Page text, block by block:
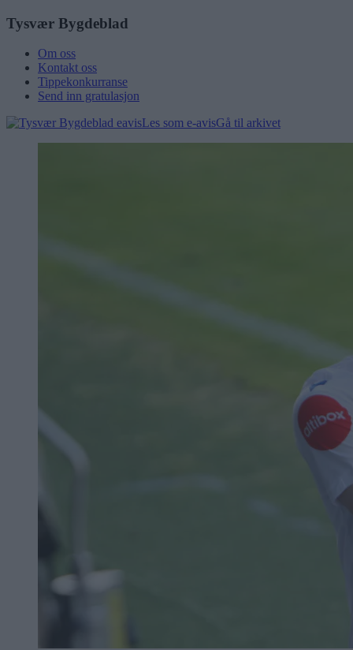
Tysvær Bygdeblad
Om oss
Kontakt oss
Tippekonkurranse
Send inn gratulasjon
Les som e-avisGå til arkivet